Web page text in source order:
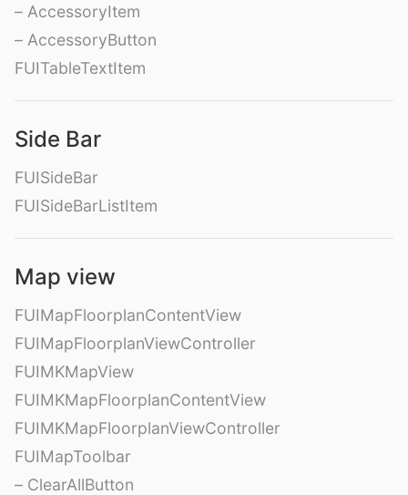
– AccessoryItem
– AccessoryButton
FUITableTextItem
Side Bar
FUISideBar
FUISideBarListItem
Map view
FUIMapFloorplanContentView
FUIMapFloorplanViewController
FUIMKMapView
FUIMKMapFloorplanContentView
FUIMKMapFloorplanViewController
FUIMapToolbar
– ClearAllButton